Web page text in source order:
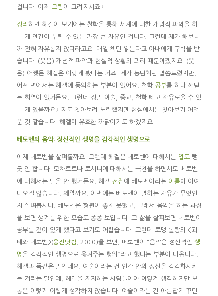
겁니다. 이제 그림 이 그려지시죠?
정리 하면 헤겔이 보기에는 철학을 통해 세계에 대한 개념적 파악을 하
는 게 인간이 누릴 수 있는 가장 큰 자유인 겁니다. 그런데 제가 해보니
까 전혀 자유롭지 않더라고요. 매일 책만 읽는다고 아내에게 구박을 받
습니다. (웃음) 개념적 파악과 현실적 상황의 괴리 때문이겠지요. (웃
음) 어쨌든 헤겔은 이렇게 봤다는 거죠. 제가 농담처럼 말씀드렸지만,
어떤 면에서는 헤겔에 동의하는 부분이 있어요. 철학 공부를 하다 깨닫
는 희열이 있거든요. 그런데 정말 예술, 종교, 철학 빼고 자유로울 수 있
는 게 있을까요? 저도 찾아보려 노력했지만 현실에서는 찾아보기 어려
운 것 같습니다. 헤겔이 유효한 까닭이기도 하겠지요.
베토벤의 음악; 정신적인 생명을 감각적인 생명으로
이제 베토벤을 살펴볼까요. 그런데 헤겔은 베토벤에 대해서는 입도뻥
긋 안 합니다. 모차르트나 로시니에 대해서는 극찬을 하면서도 베토벤
에 대해서는 말을 안 했거든요. 헤겔 전집에 베토벤이라는 이름이 아예
나오질 않습니다. 왜일까요. 이번에는 베토벤이 말하는 자유가 무엇인
지 살펴봅시다. 베토벤은 형편이 좋지 못했고, 그래서 음악을 하는 과정
을 보면 생계를 위한 모습도 종종 보입니다. 그 삶을 살펴보면 베토벤이
공부를 깊이 있게 했다고 보기도 어렵습니다. 그런데 로맹 롤랑의 <괴
테와 베토벤>(웅진닷컴 , 2000)을 보면, 베토벤이 “음악은 정신적인 생
명을 감각적인 생명으로 옮겨주는 행위”라고 했다는 부분이 나옵니다.
헤겔과 똑같은 말인데요. 예술이라는 건 인간 안의 정신을 감각화시키
는 거라는 말인데, 헤겔을 지지하는 사람들이야 이렇게 생각하지만 보
통은 이렇게 어렵게 생각하지 않습니다. 예술이라는 건 아름답게 꾸민